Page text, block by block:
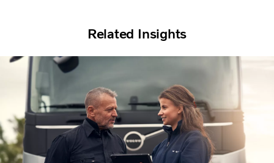
Related Insights